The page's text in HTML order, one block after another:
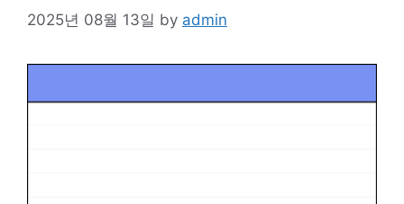
2025년 08월 13일 by admin